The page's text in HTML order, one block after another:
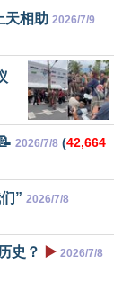
天相助 2026/7/9
📝 2026/7/8 (42,664
” 2026/7/8
史？ ▶️ 2026/7/8